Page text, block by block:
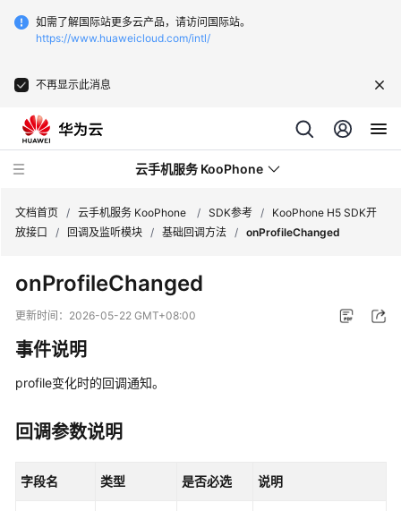
如需了解国际站更多云产品，请访问国际站。
https://www.huaweicloud.com/intl/
不再显示此消息
云手机服务 KooPhone
新
动
品
绍
费
文档首页 / 云手机服务 KooPhone / SDK参考 /
KooPhone H5 SDK开
放接口
/ 回调及监听模块 / 基础回调方法 / onProfileChanged
onProfileChanged
更新时间： 2026-05-22 GMT+08:00
事件说明
profile变化时的回调通知。
回调参数说明
字段名 类型 是否必选 说明